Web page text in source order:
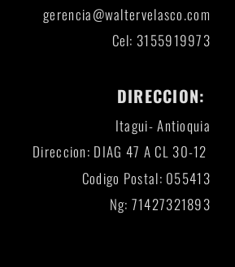
gerencia@waltervelasco.com
Cel: 3155919973
DIRECCION:
Itagui- Antioquia
Direccion: DIAG 47 A CL 30-12
Codigo Postal: 055413
Ng: 71427321893